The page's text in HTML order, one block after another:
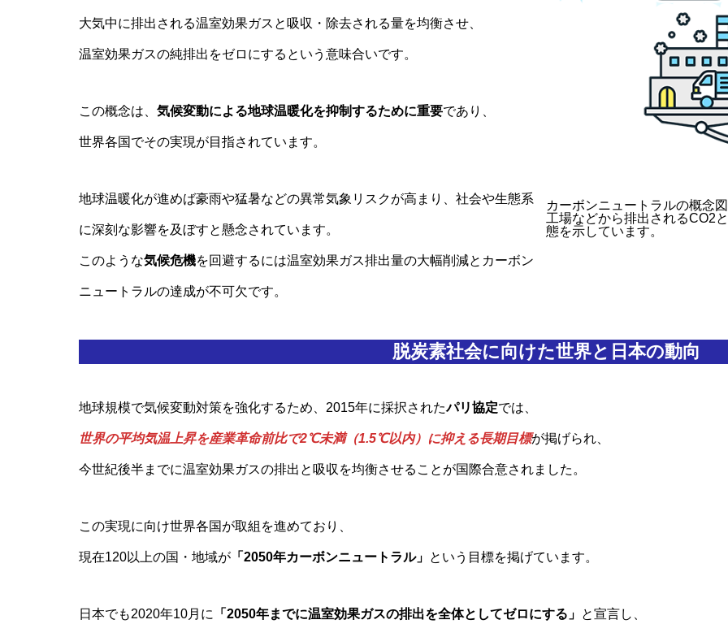
大気中に排出される温室効果ガスと吸収・除去される量を均衡させ、
温室効果ガスの純排出をゼロにするという意味合いです。
この概念は、 気候変動による地球温暖化を抑制するために重要であり、
世界各国でその実現が目指されています。
地球温暖化が進めば豪雨や猛暑などの異常気象リスクが高まり、社会や生態系
に深刻な影響を及ぼすと懸念されています。
このような気候危機を回避するには温室効果ガス排出量の大幅削減とカーボン
ニュートラルの達成が不可欠です。
カーボンニュートラルの概念
工場などから排出されるCO2
態を示しています。
脱炭素社会に向けた世界と日本の動向
地球規模で気候変動対策を強化するため、2015年に採択されたパリ協定では、
世界の平均気温上昇を産業革命前比で2℃未満（1.5℃以内）に抑える長期目標が掲げられ、
今世紀後半までに温室効果ガスの排出と吸収を均衡させることが国際合意されました。
この実現に向け世界各国が取組を進めており、
現在120以上の国・地域が 「2050年カーボンニュートラル」 という目標を掲げています。
日本でも2020年10月に 「2050年までに温室効果ガスの排出を全体としてゼロにする」 と宣言し、